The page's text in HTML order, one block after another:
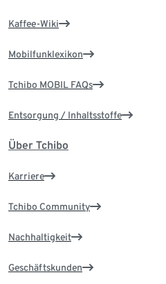
Kaffee-Wiki
Mobilfunklexikon
Tchibo MOBIL FAQs
Entsorgung / Inhaltsstoffe
Über Tchibo
Karriere
Tchibo Community
Nachhaltigkeit
Geschäftskunden